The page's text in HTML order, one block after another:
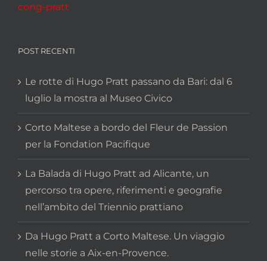
cong-pratt
POST RECENTI
Le rotte di Hugo Pratt passano da Bari: dal 6
luglio la mostra al Museo Civico
Corto Maltese a bordo del Fleur de Passion
per la Fondation Pacifique
La Balada di Hugo Pratt ad Alicante, un
percorso tra opere, riferimenti e geografie
nell’ambito del Triennio prattiano
Da Hugo Pratt a Corto Maltese. Un viaggio
nelle storie a Aix-en-Provence.